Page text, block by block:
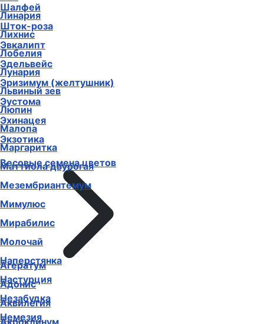
Шалфей
Шток-роза
Эвкалипт
Эдельвейс
Эризимум (желтушник)
Эустома
Эхинацея
Экзотика
Весовые семена цветов
Агератум
Адонис
Аквилегия
Акроклинум
Линария
Лихнис
Лобелия
Лунария
Львиный зев
Люпин
Малопа
Маргаритка
Маттиола двурогая
Мезембриантемум
Мимулюс
Мирабилис
Молочай
Наперстянка
Настурция
Незабудка
Немезия